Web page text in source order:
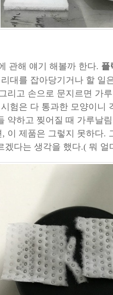
관해 얘기 해볼까 한다. 플
대를 잡아당기거나 할 일
리고 손으로 문지르면 가
험은 다 통과한 모양이니
약하고 찢어질 때 가루날
이 제품은 그렇지 못하다.
겠다는 생각을 했다.( 뭐 얼